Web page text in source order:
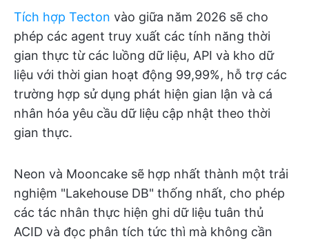
Tích hợp Tecton vào giữa năm 2026 sẽ cho
phép các agent truy xuất các tính năng thời
gian thực từ các luồng dữ liệu, API và kho dữ
liệu với thời gian hoạt động 99,99%, hỗ trợ các
trường hợp sử dụng phát hiện gian lận và cá
nhân hóa yêu cầu dữ liệu cập nhật theo thời
gian thực.
Neon và Mooncake sẽ hợp nhất thành một trải
nghiệm "Lakehouse DB" thống nhất, cho phép
các tác nhân thực hiện ghi dữ liệu tuân thủ
ACID và đọc phân tích tức thì mà không cần